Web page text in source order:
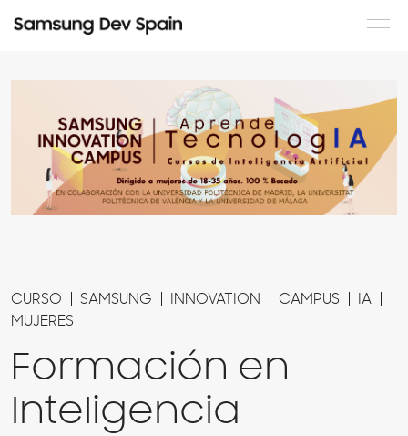
Eventos
Documentación
Servicios
Login
CURSO SAMSUNG INNOVATION CAMPUS
IA
MUJERES
Formación en
Inteligencia